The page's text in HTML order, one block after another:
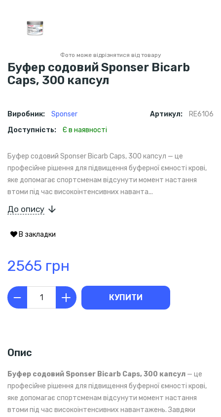
Фото може відрізнятися від товару
Буфер содовий Sponser Bicarb
Caps, 300 капсул
Виробник: Sponser Артикул:
RE6106
Доступність:
Є в наявності
Буфер содовий Sponser Bicarb Caps, 300 капсул — це
професійне рішення для підвищення буферної ємності крові,
яке допомагає спортсменам відсунути момент настання
втоми під час високоінтенсивних наванта...
До опису
В закладки
2565 грн
КУПИТИ
Опис
Буфер содовий Sponser Bicarb Caps, 300 капсул — це
професійне рішення для підвищення буферної ємності крові,
яке допомагає спортсменам відсунути момент настання
втоми під час високоінтенсивних навантажень. Завдяки